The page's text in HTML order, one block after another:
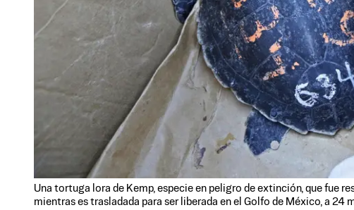
Una tortuga lora de Kemp, especie en peligro de extinción, que fue
mientras es trasladada para ser liberada en el Golfo de México, a 24